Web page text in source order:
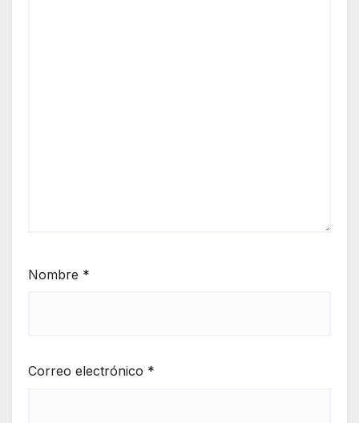
Nombre *
Correo electrónico *